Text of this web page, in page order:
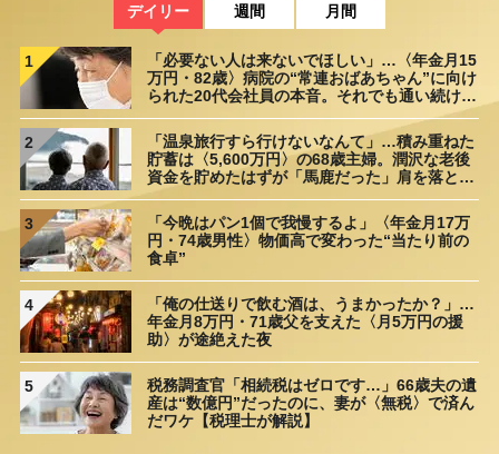
デイリー 週間 月間
1
「必要ない人は来ないでほしい」…〈年金月15
万円・82歳〉病院の“常連おばあちゃん”に向け
られた20代会社員の本音。それでも通い続ける
2
「温泉旅行すら行けないなんて」…積み重ねた
貯蓄は〈5,600万円〉の68歳主婦。潤沢な老後
資金を貯めたはずが「馬鹿だった」肩を落とす
3
「今晩はパン1個で我慢するよ」〈年金月17万
円・74歳男性〉物価高で変わった“当たり前の
食卓”
4
「俺の仕送りで飲む酒は、うまかったか？」…
年金月8万円・71歳父を支えた〈月5万円の援
助〉が途絶えた夜
5
税務調査官「相続税はゼロです…」66歳夫の遺
産は“数億円”だったのに、妻が〈無税〉で済ん
だワケ【税理士が解説】